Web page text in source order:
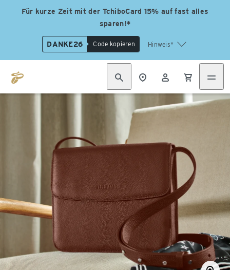
Für kurze Zeit mit der TchiboCard 15% auf fast alles
sparen!*
DANKE26 Code kopieren Hinweis*